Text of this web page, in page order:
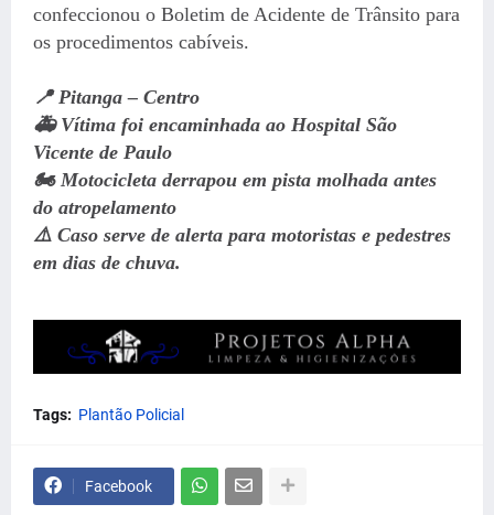
confeccionou o Boletim de Acidente de Trânsito para
os procedimentos cabíveis.
📍 Pitanga – Centro
🚑 Vítima foi encaminhada ao Hospital São
Vicente de Paulo
🏍️ Motocicleta derrapou em pista molhada antes
do atropelamento
⚠️ Caso serve de alerta para motoristas e pedestres
em dias de chuva.
Tags: Plantão Policial
Facebook